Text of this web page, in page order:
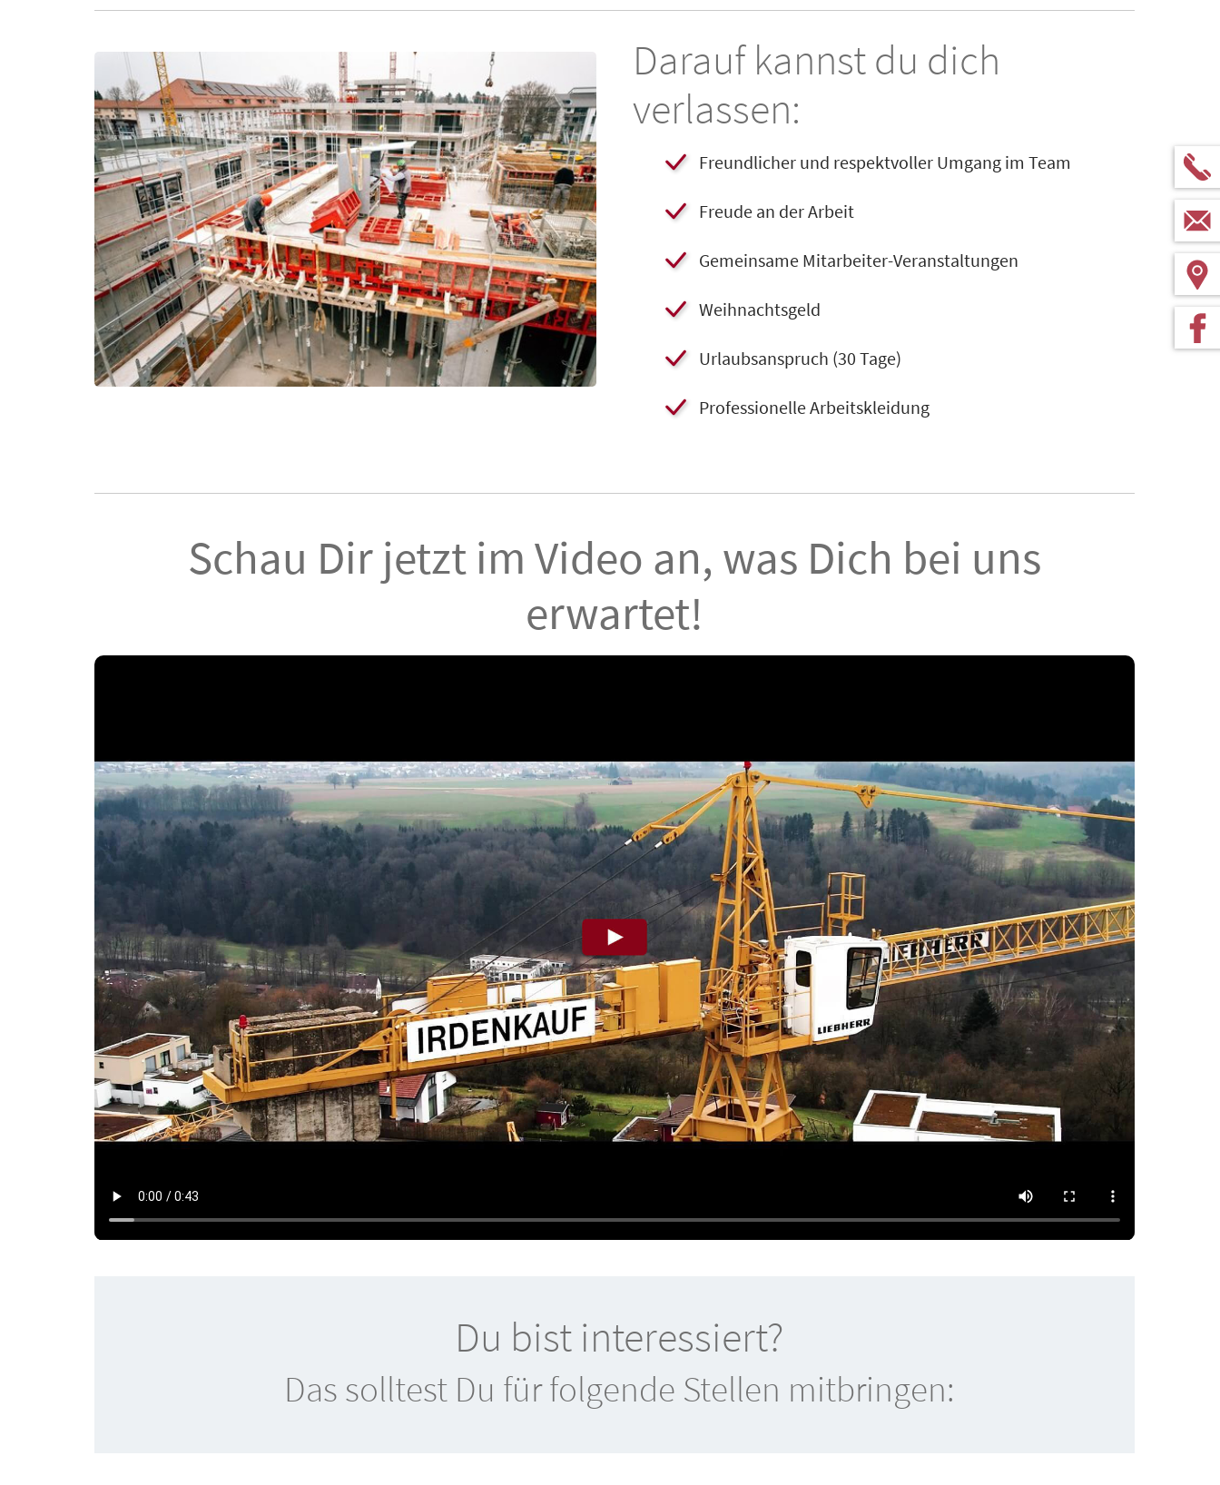
Darauf kannst du dich
verlassen:
Freundlicher und respektvoller Umgang im Team
​Freude an der Arbeit
​Gemeinsame Mitarbeiter-Veranstaltungen
​​Weihnachtsgeld
​Urlaubsanspruch (30 Tage)
​Professionelle Arbeitskleidung
Schau Dir jetzt im Video an, was Dich bei uns
erwartet!
Du bist interessiert?
Das solltest Du für folgende Stellen mitbringen: